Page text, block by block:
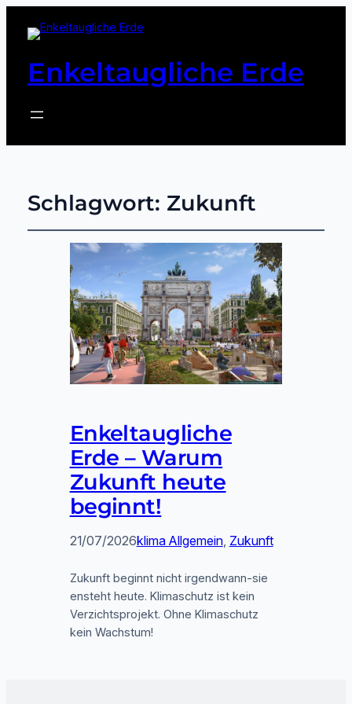
Enkeltaugliche Erde
Schlagwort: Zukunft
Enkeltaugliche
Erde – Warum
Zukunft heute
beginnt!
21/07/2026klima Allgemein, Zukunft
Zukunft beginnt nicht irgendwann-sie
ensteht heute. Klimaschutz ist kein
Verzichtsprojekt. Ohne Klimaschutz
kein Wachstum!